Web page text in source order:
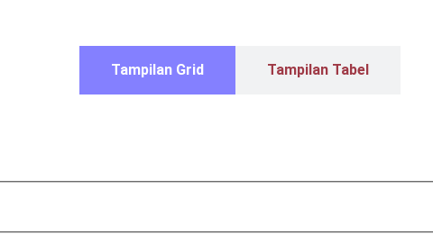
Tampilan Grid Tampilan Tabel